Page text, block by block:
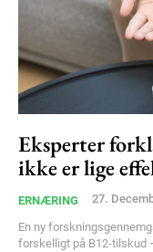
Free
Gratis /
Eksperter
ikke er lige
ERNÆRING 27.
En ny
forskelligt på B12-tilskud